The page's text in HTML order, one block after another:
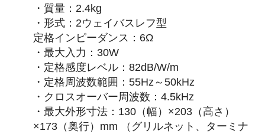
・質量：2.4kg
・形式：2ウェイバスレフ型
定格インピーダンス：6Ω
・最大入力：30W
・定格感度レベル：82dB/W/m
・定格周波数範囲：55Hz～50kHz
・クロスオーバー周波数：4.5kHz
・最大外形寸法：130（幅）×203（高さ）
×173（奥行）mm （グリルネット、ターミナ